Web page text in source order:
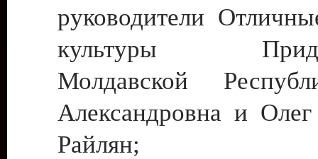
руководители
культуры
Молдавской
Александровна и
Райлян;